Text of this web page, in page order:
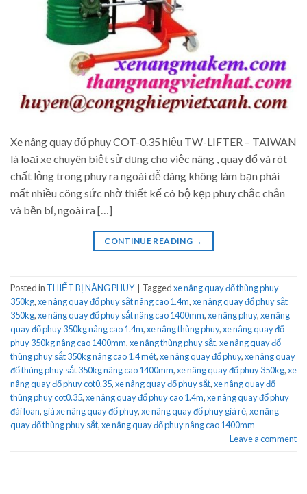
Xe nâng quay đổ phuy COT-0.35 hiệu TW-LIFTER – TAIWAN
là loại xe chuyên biệt sử dụng cho việc nâng , quay đổ và rót
chất lỏng trong phuy ra ngoài dễ dàng không làm bạn phái
mất nhiều công sức nhờ thiết kế có bộ kẹp phuy chắc chắn
và bền bỉ, ngoài ra […]
CONTINUE READING →
Posted in THIẾT BỊ NÂNG PHUY Taggedxe nâng quay đổ thùng phuy
350kg,xe nâng quay đổ phuy sắt nâng cao 1.4m,xe nâng quay đổ phuy sắt
350kg,xe nâng quay đổ phuy sắt nâng cao 1400mm,xe nâng phuy,xe nâng
quay đổ phuy 350kg nâng cao 1.4m,xe nâng thùng phuy,xe nâng quay đổ
phuy 350kg nâng cao 1400mm,xe nâng thùng phuy sắt,xe nâng quay đổ
thùng phuy sắt 350kg nâng cao 1.4 mét,xe nâng quay đổ phuy,xe nâng quay
đổ thùng phuy sắt 350kg nâng cao 1400mm,xe nâng quay đổ phuy 350kg,xe
nâng quay đổ phuy cot0.35,xe nâng quay đổ phuy sắt,xe nâng quay đổ
thùng phuy cot0.35,xe nâng quay đổ phuy cao 1.4m,xe nâng quay đổ phuy
đài loan, giá xe nâng quay đổ phuy,xe nâng quay đổ phuy giá rẻ,xe nâng
quay đổ thùng phuy sắt,xe nâng quay đổ phuy nâng cao 1400mm
Leave a comment